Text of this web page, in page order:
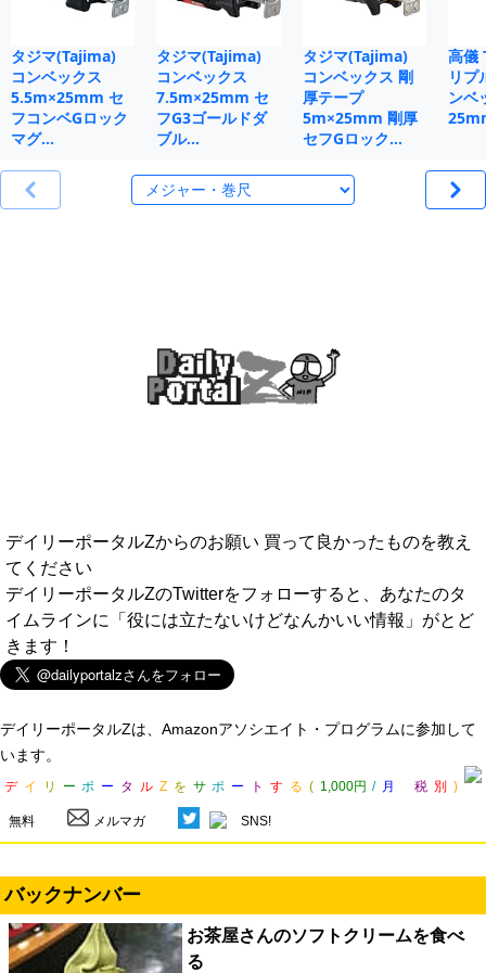
タジマ(Tajima)
コンベックス
5.5m×25mm セ
フコンベGロック
マグ…
タジマ(Tajima)
コンベックス
7.5m×25mm セ
フG3ゴールドダ
ブル…
タジマ(Tajima)
コンベックス 剛
厚テープ
5m×25mm 剛厚
セフGロック…
高儀
リプ
ンベ
デイリーポータルZからのお願い 買って良かったものを教え
てください
デイリーポータルZのTwitterをフォローすると、あなたのタ
イムラインに「役には立たないけどなんかいい情報」がとど
きます！
デイリーポータルZは、Amazonアソシエイト・プログラムに参加して
います。
デ イ リ ー ポ ー タ ル Z を サ ポ ー ト す る ( 1,000円 / 月 税 別 )
無料 メルマガ SNS!
バックナンバー
お茶屋さんのソフトクリームを食べ
る